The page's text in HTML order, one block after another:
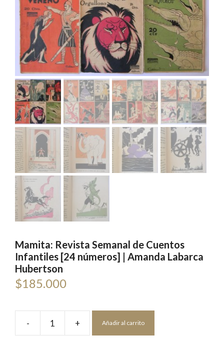
Mamita: Revista Semanal de Cuentos
Infantiles [24 números] | Amanda Labarca
Hubertson
$185.000
- + Añadir al carrito